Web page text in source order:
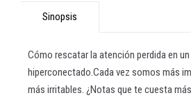
Sinopsis
Cómo rescatar la atención perdida en
hiperconectado.Cada vez somos más
más irritables. ¿Notas que te cuesta